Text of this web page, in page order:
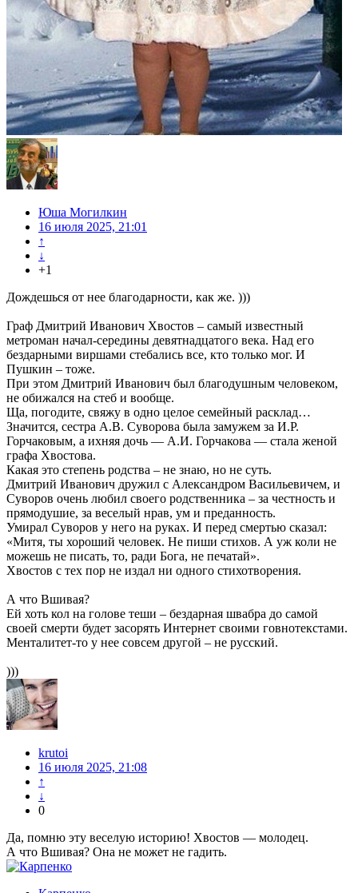
Юша Могилкин
16 июля 2025, 21:01
↑
↓
+1
Дождешься от нее благодарности, как же. )))
Граф Дмитрий Иванович Хвостов – самый известный
метроман начал-середины девятнадцатого века. Над его
бездарными виршами стебались все, кто только мог. И
Пушкин – тоже.
При этом Дмитрий Иванович был благодушным человеком,
не обижался на стеб и вообще.
Ща, погодите, свяжу в одно целое семейный расклад…
Значится, сестра А.В. Суворова была замужем за И.Р.
Горчаковым, а ихняя дочь — А.И. Горчакова — стала женой
графа Хвостова.
Какая это степень родства – не знаю, но не суть.
Дмитрий Иванович дружил с Александром Васильевичем, и
Суворов очень любил своего родственника – за честность и
прямодушие, за веселый нрав, ум и преданность.
Умирал Суворов у него на руках. И перед смертью сказал:
«Митя, ты хороший человек. Не пиши стихов. А уж коли не
можешь не писать, то, ради Бога, не печатай».
Хвостов с тех пор не издал ни одного стихотворения.
А что Вшивая?
Ей хоть кол на голове теши – бездарная швабра до самой
своей смерти будет засорять Интернет своими говнотекстами.
Менталитет-то у нее совсем другой – не русский.
)))
krutoi
16 июля 2025, 21:08
↑
↓
0
Да, помню эту веселую историю! Хвостов — молодец.
А что Вшивая? Она не может не гадить.